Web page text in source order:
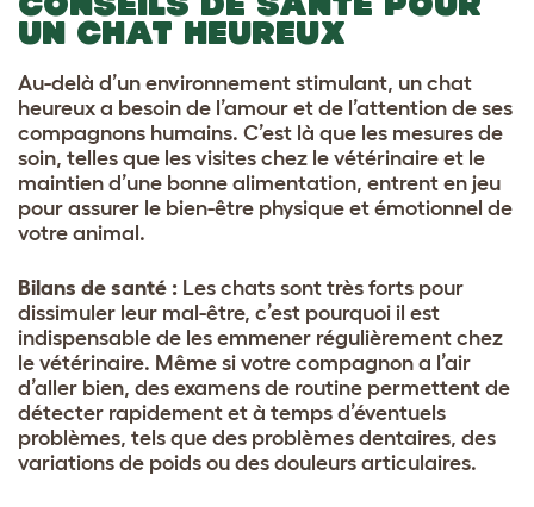
UN CHAT HEUREUX
Au-delà d’un environnement stimulant, un chat
heureux a besoin de l’amour et de l’attention de ses
compagnons humains. C’est là que les mesures de
soin, telles que les visites chez le vétérinaire et le
maintien d’une bonne alimentation, entrent en jeu
pour assurer le bien-être physique et émotionnel de
votre animal.
Bilans de santé : Les chats sont très forts pour
dissimuler leur mal-être, c’est pourquoi il est
indispensable de les emmener régulièrement chez
le vétérinaire. Même si votre compagnon a l’air
d’aller bien, des examens de routine permettent de
détecter rapidement et à temps d’éventuels
problèmes, tels que des problèmes dentaires, des
variations de poids ou des douleurs articulaires.